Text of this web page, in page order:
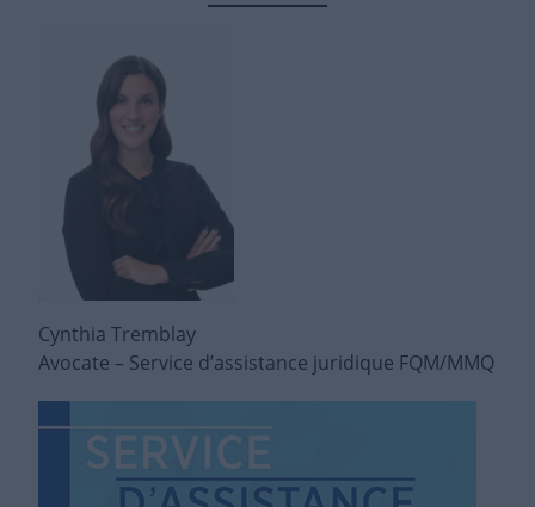
Cynthia Tremblay
Avocate – Service d’assistance juridique FQM/MMQ